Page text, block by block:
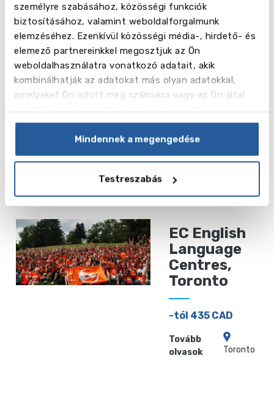
személyre szabásához, közösségi funkciók
biztosításához, valamint weboldalforgalmunk
elemzéséhez. Ezenkívül közösségi média-, hirdető- és
elemező partnereinkkel megosztjuk az Ön
weboldalhasználatra vonatkozó adatait, akik
kombinálhatják az adatokat más olyan adatokkal,
amelyeket Ön adott meg számukra vagy az Ön által
Mindennek a megengedése
Testreszabás
Tovább olvasok Vancouver/Toronto
EC English
Language
Centres,
-tól 420 CAD
olvasok
EC English
Language
Centres,
Toronto
-tól 435 CAD
Tovább
olvasok
Toronto